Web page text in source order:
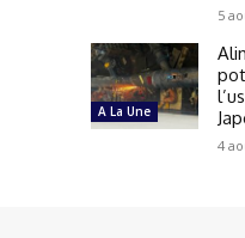
5
A La Une
4